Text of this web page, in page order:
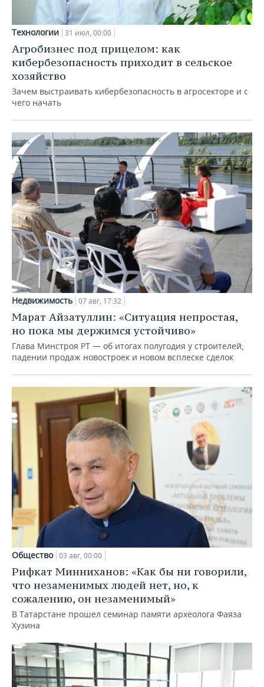
Технологии 31 июл, 00:00
Агробизнес под прицелом: как
кибербезопасность приходит в сельское
хозяйство
Зачем выстраивать кибербезопасность в агросекторе и с
чего начать
Недвижимость 07 авг, 17:32
Марат Айзатуллин: «Ситуация непростая,
но пока мы держимся устойчиво»
Глава Минстроя РТ — об итогах полугодия у строителей,
падении продаж новостроек и новом всплеске сделок
Общество 03 авг, 00:00
Рифкат Минниханов: «Как бы ни говорили,
что незаменимых людей нет, но, к
сожалению, он незаменимый»
В Татарстане прошел семинар памяти археолога Фаяза
Хузина